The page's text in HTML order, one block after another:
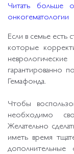
Читать больше
онкогематологии
Если в семье есть
которые
гарантированно
Гемафонда.
Чтобы
необходимо
Желательно
иметь время
дополнительные